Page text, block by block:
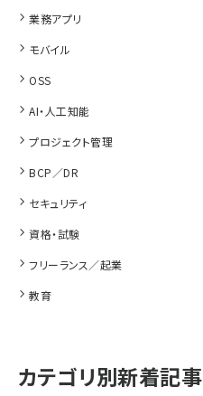
業務アプリ
モバイル
OSS
AI・人工知能
プロジェクト管理
BCP／DR
セキュリティ
資格・試験
フリーランス／起業
教育
カテゴリ別新着記事